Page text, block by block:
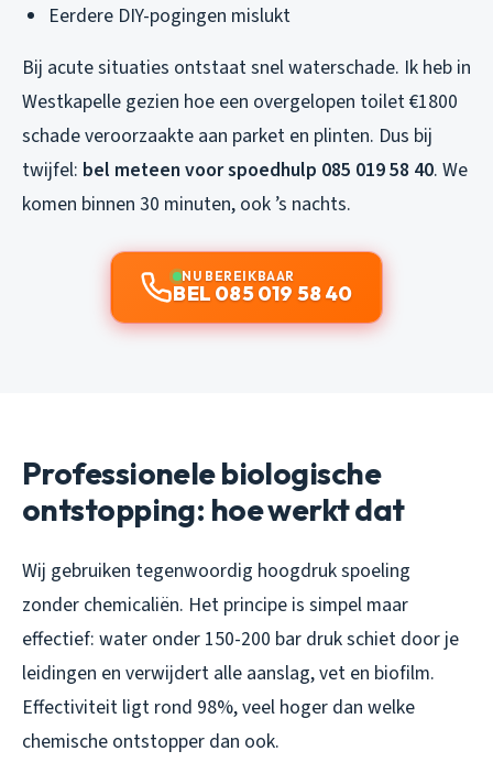
Eerdere DIY-pogingen mislukt
Bij acute situaties ontstaat snel waterschade. Ik heb in
Westkapelle gezien hoe een overgelopen toilet €1800
schade veroorzaakte aan parket en plinten. Dus bij
twijfel: bel meteen voor spoedhulp 085 019 58 40. We
komen binnen 30 minuten, ook ’s nachts.
NU BEREIKBAAR
BEL 085 019 58 40
Professionele biologische
ontstopping: hoe werkt dat
Wij gebruiken tegenwoordig hoogdruk spoeling
zonder chemicaliën. Het principe is simpel maar
effectief: water onder 150-200 bar druk schiet door je
leidingen en verwijdert alle aanslag, vet en biofilm.
Effectiviteit ligt rond 98%, veel hoger dan welke
chemische ontstopper dan ook.